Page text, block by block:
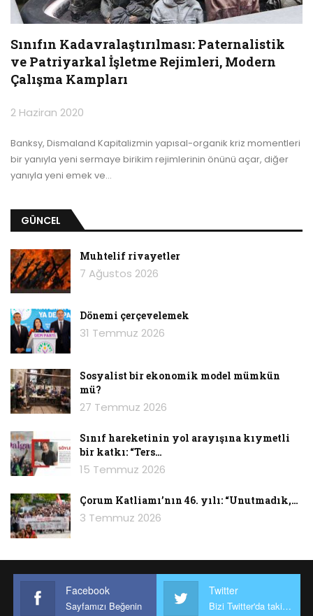
Sınıfın Kadavralaştırılması: Paternalistik
ve Patriyarkal İşletme Rejimleri, Modern
Çalışma Kampları
2 Haziran 2020
Banksy, Dismaland Kapitalizmin yapısal-organik kriz momentleri
bir yanıyla yeni sermaye birikim rejimlerinin önünü açar, diğer
yanıyla yeni emek ve…
GÜNCEL
Muhtelif rivayetler
7 Ağustos 2026
Dönemi çerçevelemek
31 Temmuz 2026
Sosyalist bir ekonomik model mümkün
mü?
27 Temmuz 2026
Sınıf hareketinin yol arayışına kıymetli
bir katkı: “Ters…
15 Temmuz 2026
Çorum Katliamı’nın 46. yılı: “Unutmadık,…
3 Temmuz 2026
Facebook
Sayfamızı Beğenin
Twitter
Bizi Twitter'da takip edin